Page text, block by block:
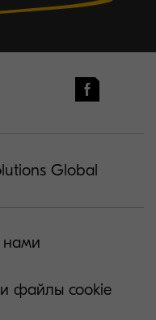
Global
нами
файлы cookie